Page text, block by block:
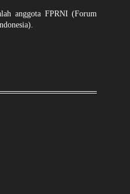
anggota FPRNI (Forum